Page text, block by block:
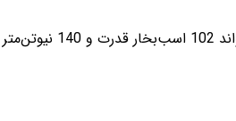
کراس‌اوور BAC X3 Pro یک اتومبیل جمع‌وجور به‌حساب می‌آید که در آن از یک موتور 1.5 لیتری تنفس‌طبیعی استفاده شده که به‌کمک گیربکس اتوماتیک CVT خود می‌تواند 102 اسب‌بخار قدرت و 140 نیوتن‌متر